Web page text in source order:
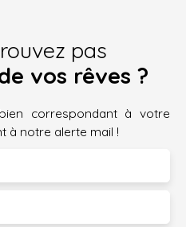
pas
vos rêves ?
correspondant à votre
à notre alerte mail !